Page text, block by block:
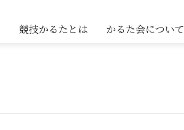
競技かるたとは かるた会について